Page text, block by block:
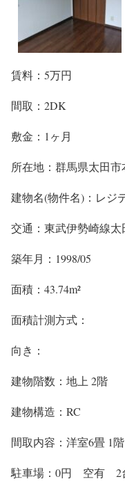
賃料：5万円
間取：2DK
敷金：1ヶ月
所在地：群馬県太田市
建物名(物件名)：レジ
交通：東武伊勢崎線太
築年月：1998/05
面積：43.74m²
面積計測方式：
向き：
建物階数：地上 2階
建物構造：RC
間取内容：洋室6畳
駐車場：0円 空有 2